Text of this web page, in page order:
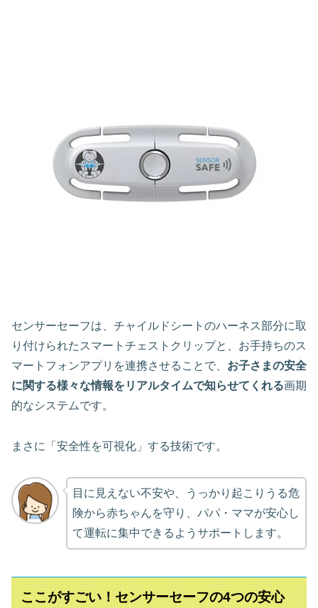
センサーセーフは、チャイルドシートのハーネス部分に取
り付けられたスマートチェストクリップと、お手持ちのス
マートフォンアプリを連携させることで、 お子さまの安全
に関する様々な情報をリアルタイムで知らせてくれる画期
的なシステムです。
まさに「安全性を可視化」する技術です。
目に見えない不安や、うっかり起こりうる危
険から赤ちゃんを守り、パパ・ママが安心し
て運転に集中できるようサポートします。
ここがすごい！センサーセーフの4つの安心